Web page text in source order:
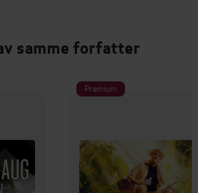
samme forfatter
Premium